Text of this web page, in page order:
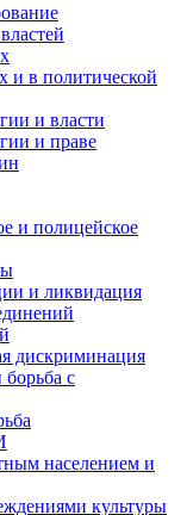
и в политической
и власти
и праве
и полицейское
и ликвидация
дискриминация
с
населением и
культуры